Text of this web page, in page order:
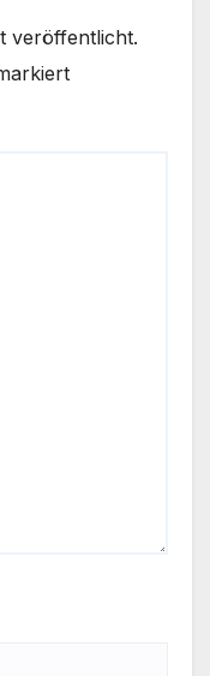
veröffentlicht.